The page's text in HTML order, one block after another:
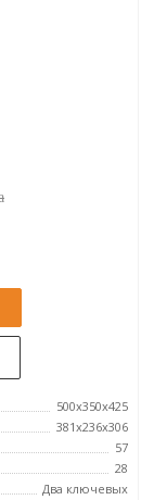
500x350x425
381x236x306
57
28
Два ключевых